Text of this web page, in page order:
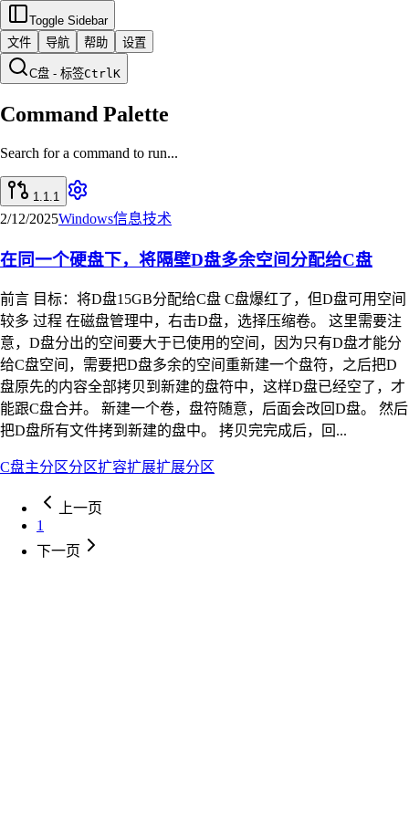
Toggle Sidebar
文件
导航 帮助 设置
C盘 - 标签CtrlK
Command Palette
Search for a command to run...
1.1.1
2/12/2025Windows信息技术
在同一个硬盘下，将隔壁D盘多余空间分配给C盘
前言 目标：将D盘15GB分配给C盘 C盘爆红了，但D盘可用空间
较多 过程 在磁盘管理中，右击D盘，选择压缩卷。 这里需要注
意，D盘分出的空间要大于已使用的空间，因为只有D盘才能分
给C盘空间，需要把D盘多余的空间重新建一个盘符，之后把D
盘原先的内容全部拷贝到新建的盘符中，这样D盘已经空了，才
能跟C盘合并。 新建一个卷，盘符随意，后面会改回D盘。 然后
把D盘所有文件拷到新建的盘中。 拷贝完完成后，回...
C盘主分区分区扩容扩展扩展分区
上一页
1
下一页